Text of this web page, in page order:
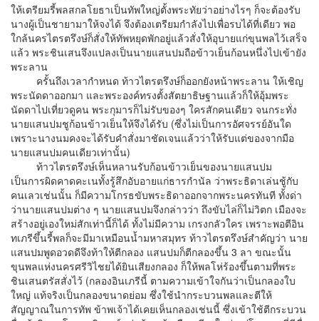
ให้เตรียมรี้พลสกลโยธาเป็นทัพใหญ่ตั้งพระทัยว่าอย่างไรๆ ก็จะต้องรับ
นางผู้เป็นชายามาให้จงได้ จึงต้องเตรียมกำลังไปเพื่อรบได้ที่เดียว พอ
ใกล้นครไตรตรึงษ์ก็สั่งให้ทัพหยุดพักอยู่แล้วสั่งให้อุบายแก่ขุนพลไว้เสร็จ
แล้ว พระชินเสนจึงแปลงเป็นนายแสนปมถือข้าวเย็นก้อนหนึ่งไปเข้ายัง
พระลาน
ครั้นถึงเวลากำหนด ท้าวไตรตรึงษ์ก็ออกยังหน้าพระลาน ให้เชิญ
พระนัดดาออกมา และพระองค์ทรงตั้งสัตยาธิษฐานแล้วก็ให้อุ้มพระ
นัดดาไปเที่ยวดูคน พระกุมารก็ไม่รับของๆ ใครสักคนเดียว จนกระทั่ง
นายแสนปมชูก้อนข้าวเย็นให้จึงได้รับ (ซึ่งไม่เป็นการอัศจรรย์อันใด
เพราะนางนมคงจะได้รับคำสั่งมาชัดเจนแล้วว่าให้รับแต่ของจากมือ
นายแสนปมคนเดียวเท่านั้น)
ท้าวไตรตรึงษ์เห็นหลานรับก้อนข้าวเย็นของนายแสนปม
เป็นการผิดคาดคะเนทั้งรู้สึกอับอายแก่ธารกำนัล ว่าพระธิดาเล่นชู้กับ
คนเลวเช่นนั้น ก็มีความโกรธขับพระธิดาออกจากพระนครทันที ทั้งด่า
ว่านายแสนปมต่าง ๆ นายแสนปมจึงกล่าวว่า ถึงขับไล่ก็ไม่วิตก เมืองจะ
สร้างอยู่เองใหม่สักเท่านี้ก็ได้ ทั้งไม่มีความ เกรงกลัวใคร เพราะพอตีอิน
ทเภรีขึ้นรี้พลก็จะมีมาเหมือนน้ำมหาสมุทร ท้าวไตรตรึงษ์สำคัญว่า นาย
แสนปมพูดอวดดีจึงท้าให้ตีกลอง แสนปมก็ตีกลองขึ้น 3 ลา ขณะนั้น
ขุนพลแห่งนครศรีวิไชยได้ยินเสียงกลอง ก็ให้พลโห่ร้องขึ้นตามที่พระ
ชินเสนตรัสสั่งไว้ (กลองอินเภรีนี้ ตามความเข้าใจกันว่าเป็นกลองใบ
ใหญ่ แท้จริงเป็นกลองขนาดย่อม ซึ่งใช้นำกระบวนพลและตีให้
สัญญาณในการทัพ ข้าพเจ้าได้เคยเห็นกลองเช่นนี้ ซึ่งเข้าใช้ตีกระบวน